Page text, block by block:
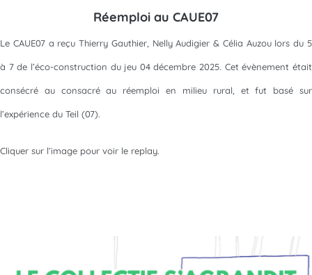
Réemploi au CAUE07
Le CAUE07 a reçu Thierry Gauthier, Nelly Audigier & Célia Auzou lors du 5
à 7 de l’éco-construction du jeu 04 décembre 2025. Cet évènement était
consécré au consacré au réemploi en milieu rural, et fut basé sur
l’expérience du Teil (07).
Cliquer sur l’image pour voir le replay.